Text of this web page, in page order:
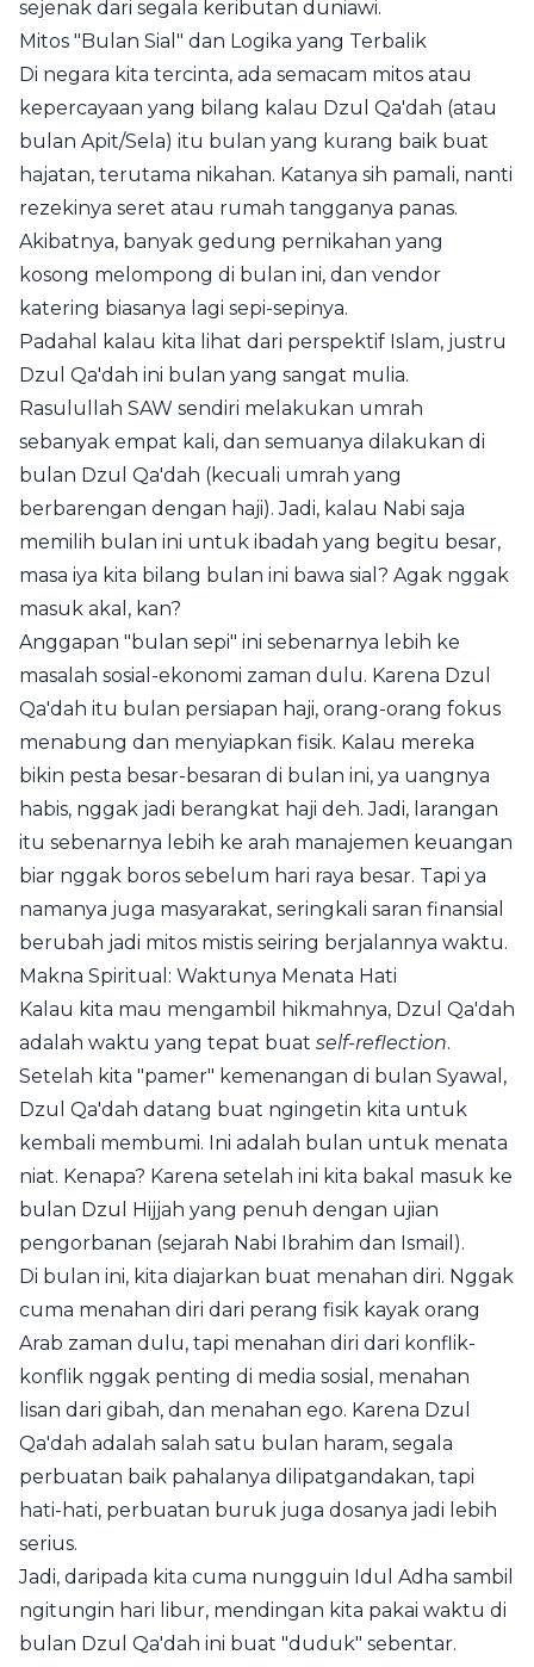
sejenak dari segala keributan duniawi.
Mitos "Bulan Sial" dan Logika yang Terbalik
Di negara kita tercinta, ada semacam mitos atau
kepercayaan yang bilang kalau Dzul Qa'dah (atau
bulan Apit/Sela) itu bulan yang kurang baik buat
hajatan, terutama nikahan. Katanya sih pamali, nanti
rezekinya seret atau rumah tangganya panas.
Akibatnya, banyak gedung pernikahan yang
kosong melompong di bulan ini, dan vendor
katering biasanya lagi sepi-sepinya.
Padahal kalau kita lihat dari perspektif Islam, justru
Dzul Qa'dah ini bulan yang sangat mulia.
Rasulullah SAW sendiri melakukan umrah
sebanyak empat kali, dan semuanya dilakukan di
bulan Dzul Qa'dah (kecuali umrah yang
berbarengan dengan haji). Jadi, kalau Nabi saja
memilih bulan ini untuk ibadah yang begitu besar,
masa iya kita bilang bulan ini bawa sial? Agak nggak
masuk akal, kan?
Anggapan "bulan sepi" ini sebenarnya lebih ke
masalah sosial-ekonomi zaman dulu. Karena Dzul
Qa'dah itu bulan persiapan haji, orang-orang fokus
menabung dan menyiapkan fisik. Kalau mereka
bikin pesta besar-besaran di bulan ini, ya uangnya
habis, nggak jadi berangkat haji deh. Jadi, larangan
itu sebenarnya lebih ke arah manajemen keuangan
biar nggak boros sebelum hari raya besar. Tapi ya
namanya juga masyarakat, seringkali saran finansial
berubah jadi mitos mistis seiring berjalannya waktu.
Makna Spiritual: Waktunya Menata Hati
Kalau kita mau mengambil hikmahnya, Dzul Qa'dah
adalah waktu yang tepat buat self-reflection.
Setelah kita "pamer" kemenangan di bulan Syawal,
Dzul Qa'dah datang buat ngingetin kita untuk
kembali membumi. Ini adalah bulan untuk menata
niat. Kenapa? Karena setelah ini kita bakal masuk ke
bulan Dzul Hijjah yang penuh dengan ujian
pengorbanan (sejarah Nabi Ibrahim dan Ismail).
Di bulan ini, kita diajarkan buat menahan diri. Nggak
cuma menahan diri dari perang fisik kayak orang
Arab zaman dulu, tapi menahan diri dari konflik-
konflik nggak penting di media sosial, menahan
lisan dari gibah, dan menahan ego. Karena Dzul
Qa'dah adalah salah satu bulan haram, segala
perbuatan baik pahalanya dilipatgandakan, tapi
hati-hati, perbuatan buruk juga dosanya jadi lebih
serius.
Jadi, daripada kita cuma nungguin Idul Adha sambil
ngitungin hari libur, mendingan kita pakai waktu di
bulan Dzul Qa'dah ini buat "duduk" sebentar.